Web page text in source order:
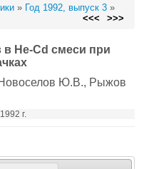
» Год 1992, выпуск 3 »
<<< >>>
He-Cd смеси при
Ю.В., Рыжов
г.